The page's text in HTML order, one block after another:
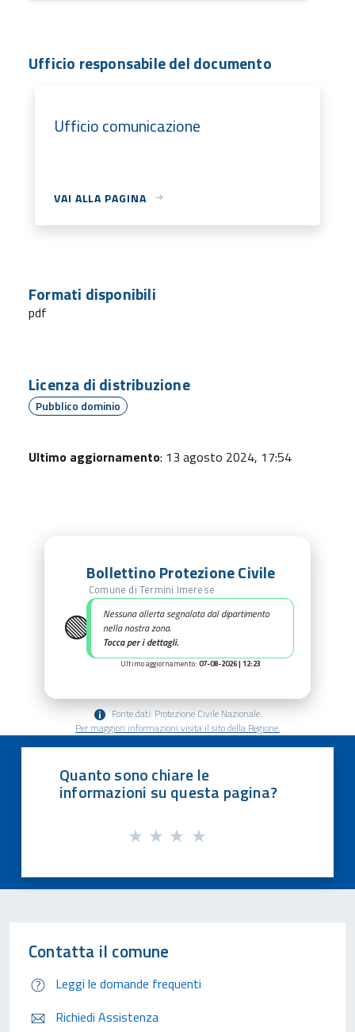
Ufficio responsabile del documento
Ufficio comunicazione
VAI ALLA PAGINA
Formati disponibili
pdf
Licenza di distribuzione
Pubblico dominio
Ultimo aggiornamento: 13 agosto 2024, 17:54
🟢
Bollettino Protezione Civile
Comune di Termini Imerese
Nessuna allerta segnalata dal dipartimento
nella nostra zona.
Tocca per i dettagli.
Ultimo aggiornamento: 07-08-2026 | 12:23
Fonte dati: Protezione Civile Nazionale.
Per maggiori informazioni visita il sito della Regione.
Quanto sono chiare le
informazioni su questa pagina?
Contatta il comune
Leggi le domande frequenti
Richiedi Assistenza